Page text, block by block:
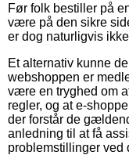
Før folk bestiller på
være på den sikre
er dog naturligvis
Et alternativ kunne
webshoppen er
være en tryghed om
regler, og at e-
der forstår de
anledning til at få
problemstillinger ved